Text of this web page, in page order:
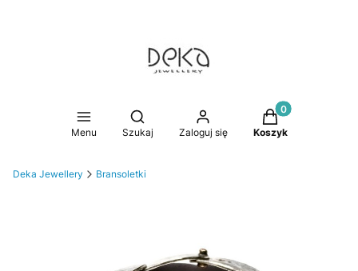
Menu
Otwórz wyszukiwarkę
Szukaj Zaloguj się
Produkty w
Koszyk
Deka Jewellery Bransoletki